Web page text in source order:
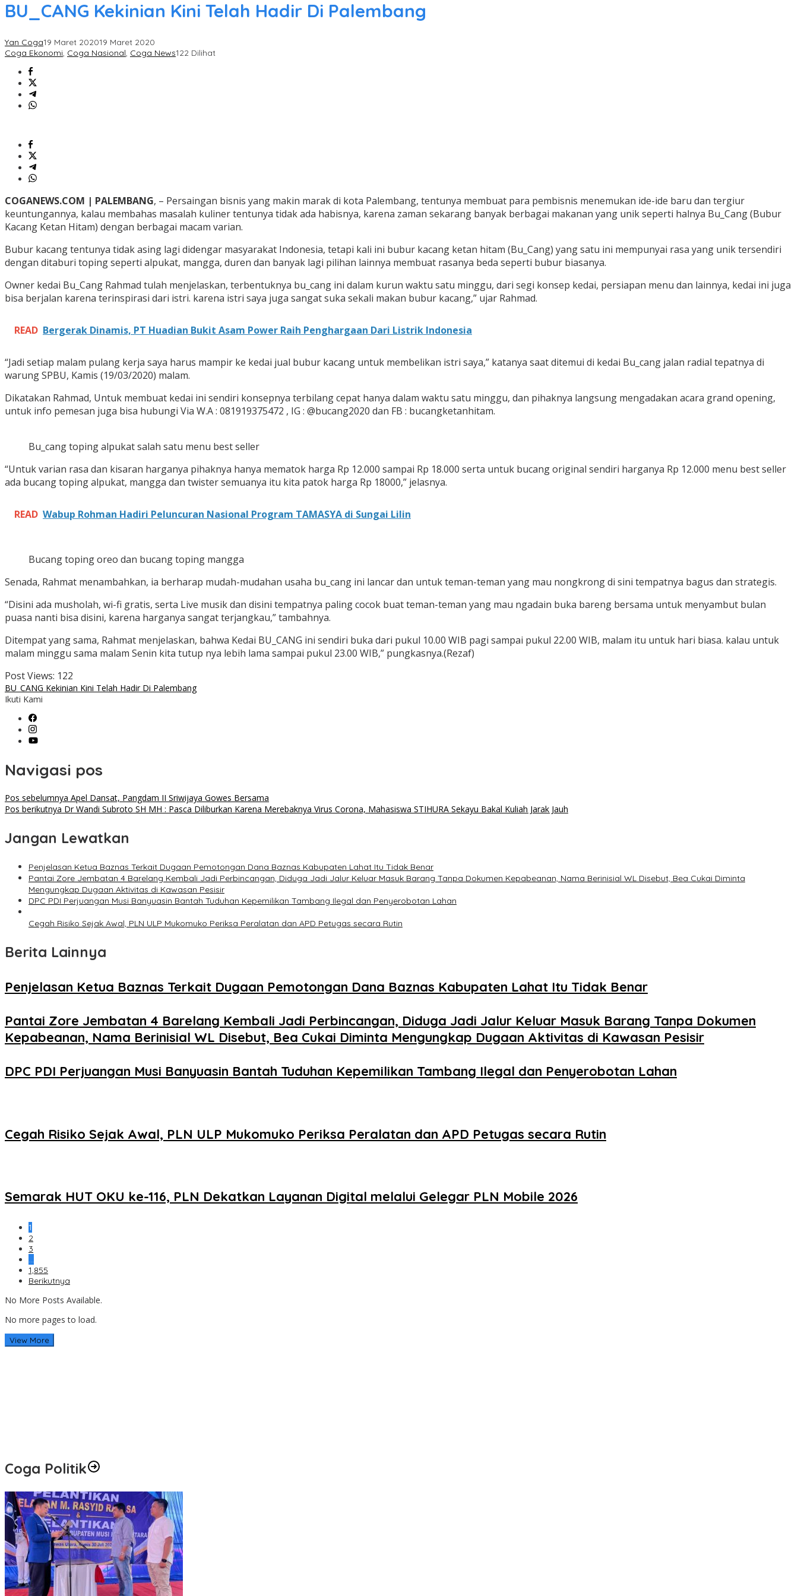
BU_CANG Kekinian Kini Telah Hadir Di Palembang
Yan Coga19 Maret 202019 Maret 2020
Coga Ekonomi, Coga Nasional, Coga News122 Dilihat
COGANEWS.COM | PALEMBANG, – Persaingan bisnis yang makin marak di kota Palembang, tentunya membuat para pembisnis menemukan ide-ide baru dan tergiur
keuntungannya, kalau membahas masalah kuliner tentunya tidak ada habisnya, karena zaman sekarang banyak berbagai makanan yang unik seperti halnya Bu_Cang (Bubur
Kacang Ketan Hitam) dengan berbagai macam varian.
Bubur kacang tentunya tidak asing lagi didengar masyarakat Indonesia, tetapi kali ini bubur kacang ketan hitam (Bu_Cang) yang satu ini mempunyai rasa yang unik tersendiri
dengan ditaburi toping seperti alpukat, mangga, duren dan banyak lagi pilihan lainnya membuat rasanya beda seperti bubur biasanya.
Owner kedai Bu_Cang Rahmad tulah menjelaskan, terbentuknya bu_cang ini dalam kurun waktu satu minggu, dari segi konsep kedai, persiapan menu dan lainnya, kedai ini juga
bisa berjalan karena terinspirasi dari istri. karena istri saya juga sangat suka sekali makan bubur kacang,” ujar Rahmad.
READ Bergerak Dinamis, PT Huadian Bukit Asam Power Raih Penghargaan Dari Listrik Indonesia
“Jadi setiap malam pulang kerja saya harus mampir ke kedai jual bubur kacang untuk membelikan istri saya,” katanya saat ditemui di kedai Bu_cang jalan radial tepatnya di
warung SPBU, Kamis (19/03/2020) malam.
Dikatakan Rahmad, Untuk membuat kedai ini sendiri konsepnya terbilang cepat hanya dalam waktu satu minggu, dan pihaknya langsung mengadakan acara grand opening,
untuk info pemesan juga bisa hubungi Via W.A : 081919375472 , IG : @bucang2020 dan FB : bucangketanhitam.
Bu_cang toping alpukat salah satu menu best seller
“Untuk varian rasa dan kisaran harganya pihaknya hanya mematok harga Rp 12.000 sampai Rp 18.000 serta untuk bucang original sendiri harganya Rp 12.000 menu best seller
ada bucang toping alpukat, mangga dan twister semuanya itu kita patok harga Rp 18000,” jelasnya.
READ Wabup Rohman Hadiri Peluncuran Nasional Program TAMASYA di Sungai Lilin
Bucang toping oreo dan bucang toping mangga
Senada, Rahmat menambahkan, ia berharap mudah-mudahan usaha bu_cang ini lancar dan untuk teman-teman yang mau nongkrong di sini tempatnya bagus dan strategis.
“Disini ada musholah, wi-fi gratis, serta Live musik dan disini tempatnya paling cocok buat teman-teman yang mau ngadain buka bareng bersama untuk menyambut bulan
puasa nanti bisa disini, karena harganya sangat terjangkau,” tambahnya.
Ditempat yang sama, Rahmat menjelaskan, bahwa Kedai BU_CANG ini sendiri buka dari pukul 10.00 WIB pagi sampai pukul 22.00 WIB, malam itu untuk hari biasa. kalau untuk
malam minggu sama malam Senin kita tutup nya lebih lama sampai pukul 23.00 WIB,” pungkasnya.(Rezaf)
Post Views: 122
BU_CANG Kekinian Kini Telah Hadir Di Palembang
Ikuti Kami
Navigasi pos
Pos sebelumnya Apel Dansat, Pangdam II Sriwijaya Gowes Bersama
Pos berikutnya Dr Wandi Subroto SH MH : Pasca Diliburkan Karena Merebaknya Virus Corona, Mahasiswa STIHURA Sekayu Bakal Kuliah Jarak Jauh
Jangan Lewatkan
Penjelasan Ketua Baznas Terkait Dugaan Pemotongan Dana Baznas Kabupaten Lahat Itu Tidak Benar
Pantai Zore Jembatan 4 Barelang Kembali Jadi Perbincangan, Diduga Jadi Jalur Keluar Masuk Barang Tanpa Dokumen Kepabeanan, Nama Berinisial WL Disebut, Bea Cukai Diminta
Mengungkap Dugaan Aktivitas di Kawasan Pesisir
DPC PDI Perjuangan Musi Banyuasin Bantah Tuduhan Kepemilikan Tambang Ilegal dan Penyerobotan Lahan
Cegah Risiko Sejak Awal, PLN ULP Mukomuko Periksa Peralatan dan APD Petugas secara Rutin
Berita Lainnya
Penjelasan Ketua Baznas Terkait Dugaan Pemotongan Dana Baznas Kabupaten Lahat Itu Tidak Benar
Pantai Zore Jembatan 4 Barelang Kembali Jadi Perbincangan, Diduga Jadi Jalur Keluar Masuk Barang Tanpa Dokumen
Kepabeanan, Nama Berinisial WL Disebut, Bea Cukai Diminta Mengungkap Dugaan Aktivitas di Kawasan Pesisir
DPC PDI Perjuangan Musi Banyuasin Bantah Tuduhan Kepemilikan Tambang Ilegal dan Penyerobotan Lahan
Cegah Risiko Sejak Awal, PLN ULP Mukomuko Periksa Peralatan dan APD Petugas secara Rutin
Semarak HUT OKU ke-116, PLN Dekatkan Layanan Digital melalui Gelegar PLN Mobile 2026
1
2
3
…
1,855
Berikutnya
No More Posts Available.
No more pages to load.
View More
Coga Politik